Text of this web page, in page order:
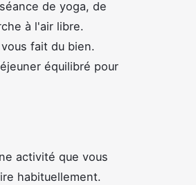
de yoga, de
à l'air libre.
fait du bien.
équilibré pour
activité que vous
habituellement.